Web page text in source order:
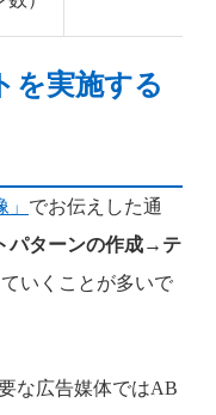
を実施する
でお伝えした通
パターンの作成→テ
いくことが多いで
な広告媒体ではAB